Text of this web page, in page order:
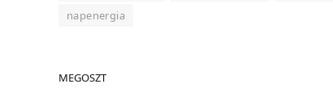
napenergia
MEGOSZT